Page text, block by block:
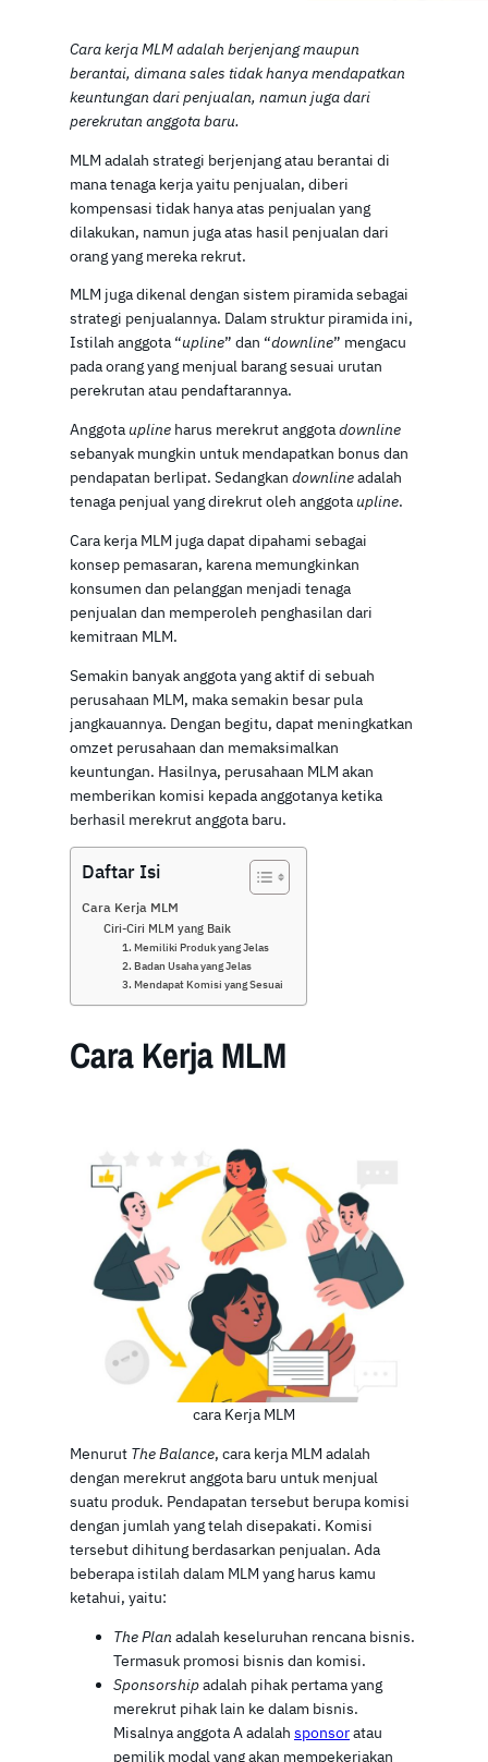
Cara kerja MLM adalah berjenjang maupun
berantai, dimana sales tidak hanya mendapatkan
keuntungan dari penjualan, namun juga dari
perekrutan anggota baru.
MLM adalah strategi berjenjang atau berantai di
mana tenaga kerja yaitu penjualan, diberi
kompensasi tidak hanya atas penjualan yang
dilakukan, namun juga atas hasil penjualan dari
orang yang mereka rekrut.
MLM juga dikenal dengan sistem piramida sebagai
strategi penjualannya. Dalam struktur piramida ini,
Istilah anggota “upline” dan “downline” mengacu
pada orang yang menjual barang sesuai urutan
perekrutan atau pendaftarannya.
Anggota upline harus merekrut anggotadownline
sebanyak mungkin untuk mendapatkan bonus dan
pendapatan berlipat. Sedangkan downlineadalah
tenaga penjual yang direkrut oleh anggota upline.
Cara kerja MLM juga dapat dipahami sebagai
konsep pemasaran, karena memungkinkan
konsumen dan pelanggan menjadi tenaga
penjualan dan memperoleh penghasilan dari
kemitraan MLM.
Semakin banyak anggota yang aktif di sebuah
perusahaan MLM, maka semakin besar pula
jangkauannya. Dengan begitu, dapat meningkatkan
omzet perusahaan dan memaksimalkan
keuntungan. Hasilnya, perusahaan MLM akan
memberikan komisi kepada anggotanya ketika
berhasil merekrut anggota baru.
Daftar Isi
Cara Kerja MLM
Ciri-Ciri MLM yang Baik
1. Memiliki Produk yang Jelas
2. Badan Usaha yang Jelas
3. Mendapat Komisi yang Sesuai
Cara Kerja MLM
cara Kerja MLM
Menurut The Balance, cara kerja MLM adalah
dengan merekrut anggota baru untuk menjual
suatu produk. Pendapatan tersebut berupa komisi
dengan jumlah yang telah disepakati. Komisi
tersebut dihitung berdasarkan penjualan. Ada
beberapa istilah dalam MLM yang harus kamu
ketahui, yaitu:
The Plan adalah keseluruhan rencana bisnis.
Termasuk promosi bisnis dan komisi.
Sponsorshipadalah pihak pertama yang
merekrut pihak lain ke dalam bisnis.
Misalnya anggota A adalah sponsoratau
pemilik modal yang akan mempekerjakan